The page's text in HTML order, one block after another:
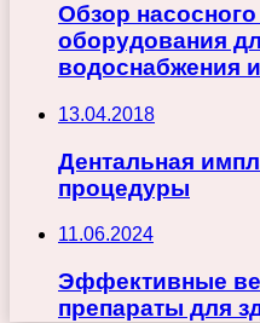
Обзор
оборудования
водоснабжения
13.04.2018
Дентальная
процедуры
11.06.2024
Эффективные
препараты для